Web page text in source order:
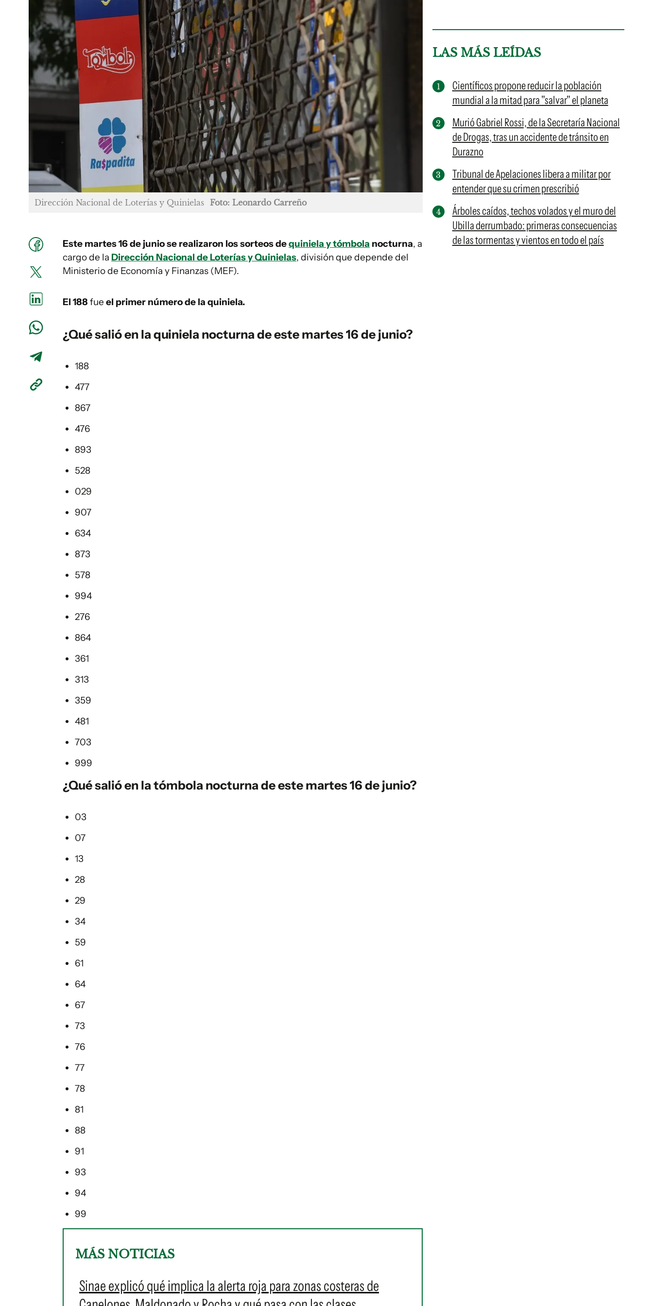
Dirección Nacional de Loterías y Quinielas Foto: Leonardo Carreño
Este martes 16 de junio se realizaron los sorteos dequiniela y tómbola nocturna, a
cargo de la Dirección Nacional de Loterías y Quinielas, división que depende del
Ministerio de Economía y Finanzas (MEF).
El 188 fue el primer número de la quiniela.
¿Qué salió en la quiniela nocturna de este martes 16 de junio?
188
477
867
476
893
528
029
907
634
873
578
994
276
864
361
313
359
481
703
999
¿Qué salió en la tómbola nocturna de este martes 16 de junio?
03
07
13
28
29
34
59
61
64
67
73
76
77
78
81
88
91
93
94
99
MÁS NOTICIAS
Sinae explicó qué implica la alerta roja para zonas costeras de
LAS MÁS LEÍDAS
Científicos propone reducir la población
mundial a la mitad para "salvar" el planeta
Murió Gabriel Rossi, de la Secretaría Nacional
de Drogas, tras un accidente de tránsito en
Durazno
Tribunal de Apelaciones libera a militar por
entender que su crimen prescribió
Árboles caídos, techos volados y el muro del
Ubilla derrumbado: primeras consecuencias
de las tormentas y vientos en todo el país